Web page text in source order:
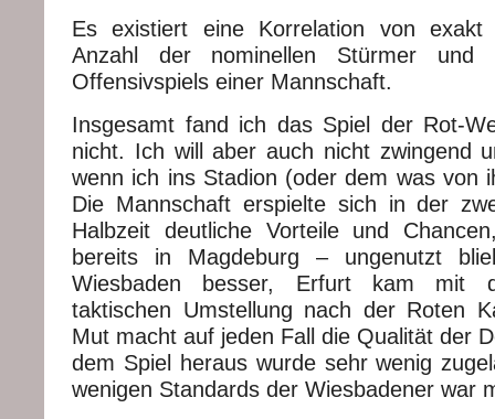
Es existiert eine Korrelation von
Anzahl der nominellen Stürmer und
Offensivspiels einer Mannschaft.
Insgesamt fand ich das Spiel der Rot-
nicht. Ich will aber auch nicht zwingend
wenn ich ins Stadion (oder dem was von
Die Mannschaft erspielte sich in der
Halbzeit deutliche Vorteile und
bereits in Magdeburg – ungenutzt
Wiesbaden besser, Erfurt kam mit
taktischen Umstellung nach der Roten
Mut macht auf jeden Fall die Qualität der
dem Spiel heraus wurde sehr wenig
wenigen Standards der Wiesbadener war